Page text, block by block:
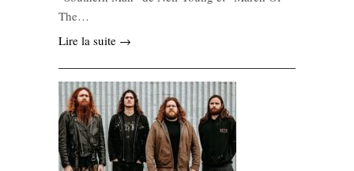
The…
Lire la suite →